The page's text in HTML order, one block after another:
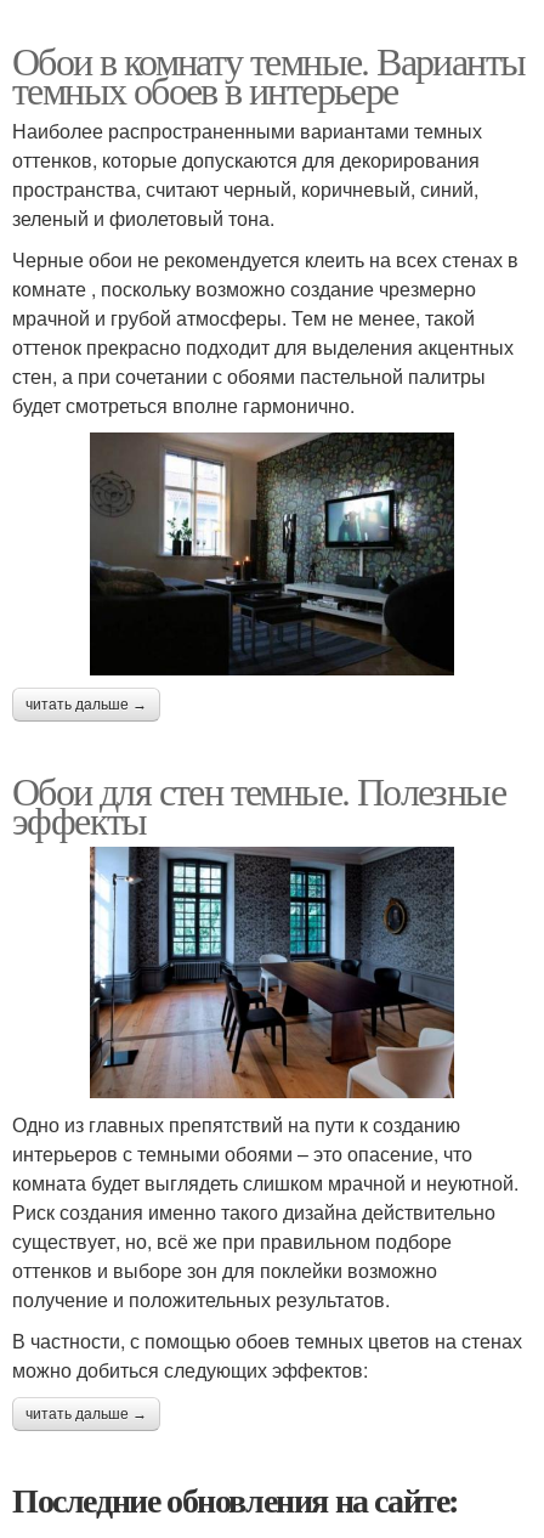
Обои в комнату темные. Варианты
темных обоев в интерьере
Наиболее распространенными вариантами темных
оттенков, которые допускаются для декорирования
пространства, считают черный, коричневый, синий,
зеленый и фиолетовый тона.
Черные обои не рекомендуется клеить на всех стенах в
комнате , поскольку возможно создание чрезмерно
мрачной и грубой атмосферы. Тем не менее, такой
оттенок прекрасно подходит для выделения акцентных
стен, а при сочетании с обоями пастельной палитры
будет смотреться вполне гармонично.
читать дальше →
Обои для стен темные. Полезные
эффекты
Одно из главных препятствий на пути к созданию
интерьеров с темными обоями – это опасение, что
комната будет выглядеть слишком мрачной и неуютной.
Риск создания именно такого дизайна действительно
существует, но, всё же при правильном подборе
оттенков и выборе зон для поклейки возможно
получение и положительных результатов.
В частности, с помощью обоев темных цветов на стенах
можно добиться следующих эффектов:
читать дальше →
Последние обновления на сайте: